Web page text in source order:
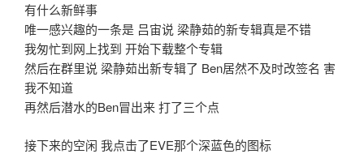
有什么新鲜事
唯一感兴趣的一条是 吕宙说 梁静茹的新专辑真是不错
我匆忙到网上找到 开始下载整个专辑
然后在群里说 梁静茹出新专辑了 Ben居然不及时改签名 害
我不知道
再然后潜水的Ben冒出来 打了三个点
接下来的空闲 我点击了EVE那个深蓝色的图标